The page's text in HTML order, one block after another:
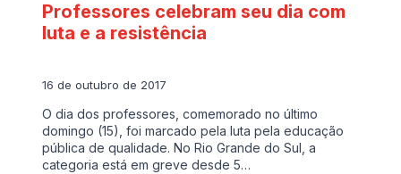
Professores celebram seu dia com
luta e a resistência
16 de outubro de 2017
O dia dos professores, comemorado no último
domingo (15), foi marcado pela luta pela educação
pública de qualidade. No Rio Grande do Sul, a
categoria está em greve desde 5…